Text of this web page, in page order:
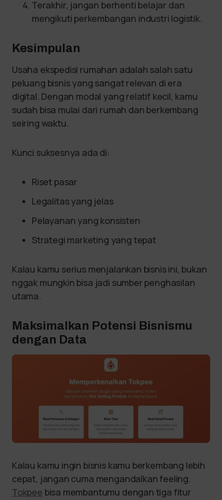
Terakhir, jangan berhenti belajar dan
mengikuti perkembangan industri logistik.
Kesimpulan
Usaha ekspedisi rumahan adalah salah satu
peluang bisnis yang sangat relevan di era
digital. Dengan modal yang relatif kecil, kamu
sudah bisa mulai dari rumah dan berkembang
seiring waktu.
Kunci suksesnya ada di:
Riset pasar
Legalitas yang jelas
Pelayanan yang konsisten
Strategi marketing yang tepat
Kalau kamu serius menjalankan bisnis ini, bukan
nggak mungkin bisa jadi sumber penghasilan
utama.
Maksimalkan Potensi Bisnismu
dengan Data
Kalau kamu ingin bisnis kamu berkembang lebih
cepat, jangan cuma mengandalkan feeling.
Tokpee bisa membantumu dengan tiga fitur